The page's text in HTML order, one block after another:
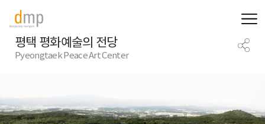
평택 평화예술의 전당
Pyeongtaek Peace Art Center